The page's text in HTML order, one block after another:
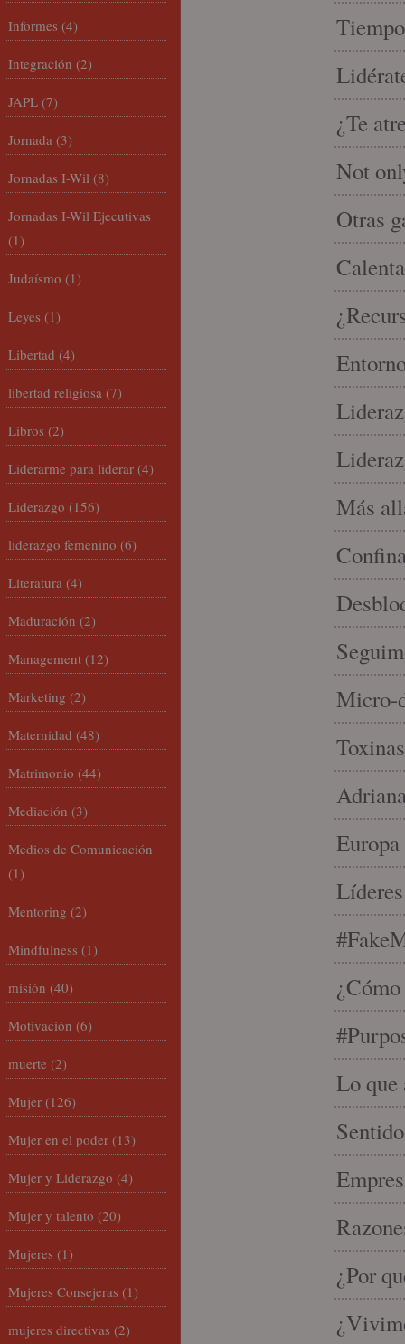
¿Te
Not
Otras
Más
Micro-
Lo que
¿Por
Informes (4)
Integración (2)
JAPL (7)
Jornada (3)
Jornadas I-Wil (8)
Jornadas I-Wil Ejecutivas
(1)
Judaísmo (1)
Leyes (1)
Libertad (4)
libertad religiosa (7)
Libros (2)
Liderarme para liderar (4)
Liderazgo (156)
liderazgo femenino (6)
Literatura (4)
Maduración (2)
Management (12)
Marketing (2)
Maternidad (48)
Matrimonio (44)
Mediación (3)
Medios de Comunicación
(1)
Mentoring (2)
Mindfulness (1)
misión (40)
Motivación (6)
muerte (2)
Mujer (126)
Mujer en el poder (13)
Mujer y Liderazgo (4)
Mujer y talento (20)
Mujeres (1)
Mujeres Consejeras (1)
mujeres directivas (2)